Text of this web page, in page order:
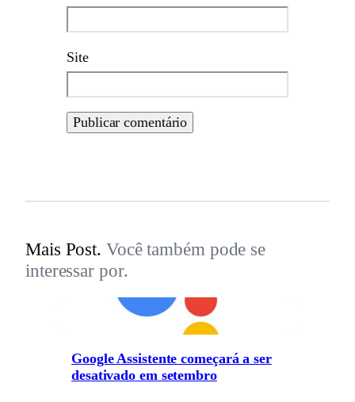
Site
Mais Post. Você também pode se
interessar por.
Google Assistente começará a ser
desativado em setembro